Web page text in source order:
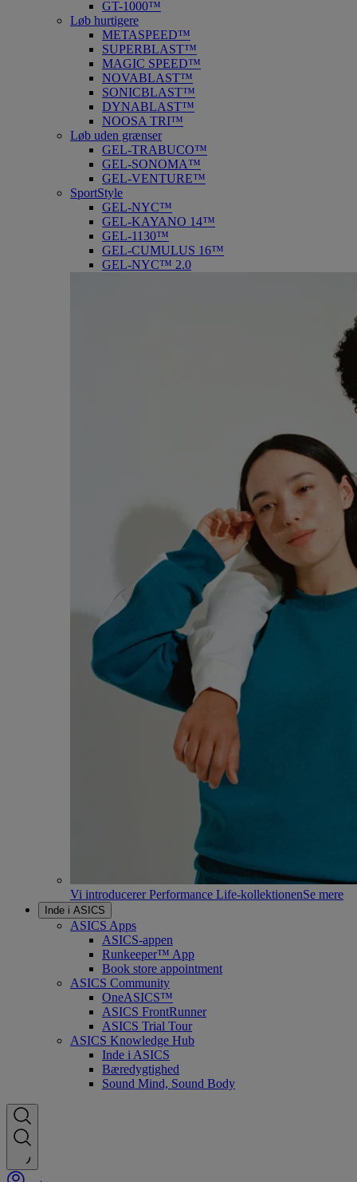
GT-1000™
Løb hurtigere
METASPEED™
SUPERBLAST™
MAGIC SPEED™
NOVABLAST™
SONICBLAST™
DYNABLAST™
NOOSA TRI™
Løb uden grænser
GEL-TRABUCO™
GEL-SONOMA™
GEL-VENTURE™
SportStyle
GEL-NYC™
GEL-KAYANO 14™
GEL-1130™
GEL-CUMULUS 16™
GEL-NYC™ 2.0
Vi introducerer Performance Life-kollektionenSe mere
Inde i ASICS
ASICS Apps
ASICS-appen
Runkeeper™ App
Book store appointment
ASICS Community
OneASICS™
ASICS FrontRunner
ASICS Trial Tour
ASICS Knowledge Hub
Inde i ASICS
Bæredygtighed
Sound Mind, Sound Body